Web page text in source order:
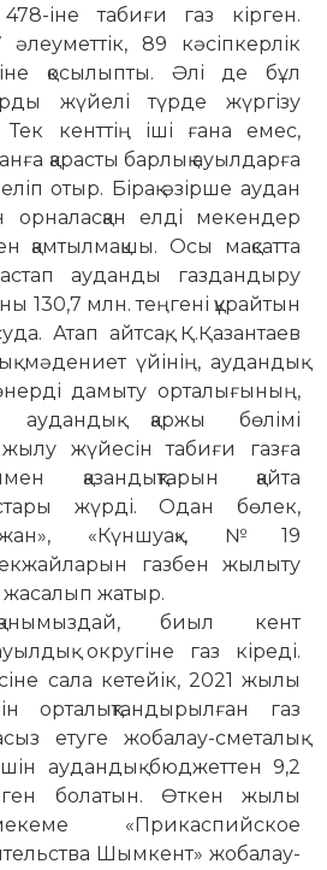
іне табиғи газ кірген.
89 кәсіпкерлік
қосылыпты. Әлі де бұл
жүйелі түрде жүргізу
кенттің іші ғана емес,
қарасты барлық ауылдарға
отыр. Бірақ әзірше аудан
орналасқан елді мекендер
қамтылмақшы. Осы мақсатта
ауданды газдандыру
130,7 млн. теңгені құрайтын
Атап айтсақ, Қ.Қазантаев
мәдениет үйінің, аудандық
дамыту орталығының,
қаржы бөлімі
жүйесін табиғи газға
қазандықтарын қайта
жүрді. Одан бөлек,
«Күншуақ», №19
газбен жылыту
жасалып жатыр.
би­ыл кент
окру­­гіне газ кіреді.
сала кетейік, 2021 жылы
орталықтандырылған газ
етуге жобалау-сметалық
аудандық бюджеттен 9,2
болатын. Өткен жылы
«Прикаспийское
Шымкент» жобалау-